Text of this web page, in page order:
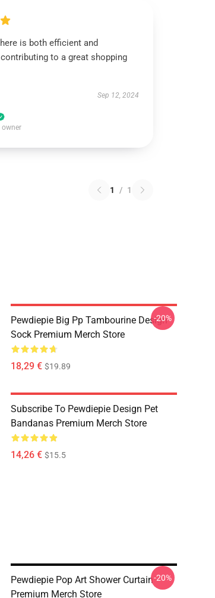
is both efficient and
to a great shopping
Sep 12, 2024
owner
1 / 1
Pewdiepie Big Pp Tambourine Design
Sock Premium Merch Store
18,29 € $19.89
-20%
Subscribe To Pewdiepie Design Pet
Bandanas Premium Merch Store
14,26 € $15.5
Pewdiepie Pop Art Shower Curtain
Premium Merch Store
-20%